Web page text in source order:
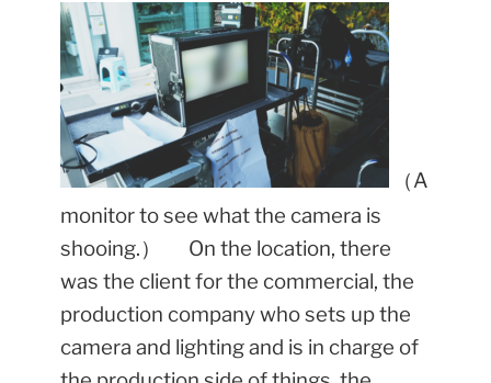
（A
monitor to see what the camera is
shooing.）
On the location, there
was the client for the commercial, the
production company who sets up the
camera and lighting and is in charge of